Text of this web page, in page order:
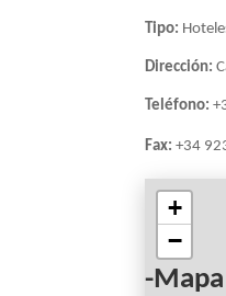
Tipo:
Dirección:
Teléfono:
Fax: +34
-
+
−